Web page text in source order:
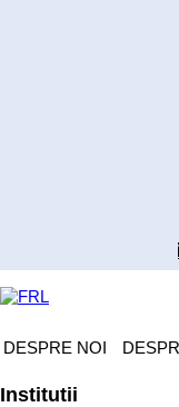
DESPRE NOI
Institutii